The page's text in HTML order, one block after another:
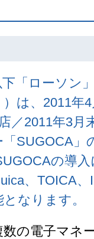
「ローソン
は、2011年
／2011年3月
SUGOCA」
の導
、TOICA
なります。
の電子マネ